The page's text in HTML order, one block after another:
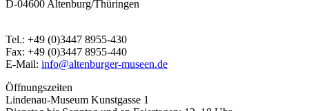
D-04600 Altenburg/Thüringen
Tel.: +49 (0)3447 8955-430
Fax: +49 (0)3447 8955-440
E-Mail: info@altenburger-museen.de
Öffnungszeiten
Lindenau-Museum Kunstgasse 1